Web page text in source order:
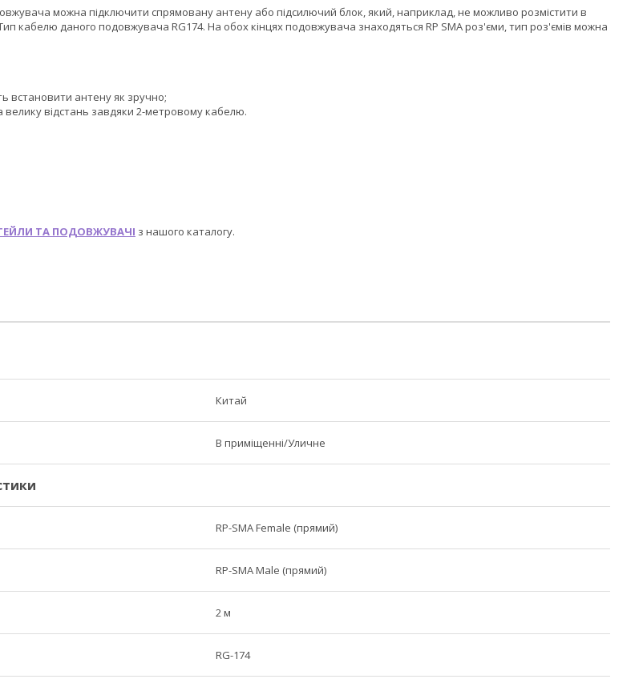
можна підключити спрямовану антену або підсилючий блок, який, наприклад, не можливо розмістити в
кабелю даного подовжувача RG174. На обох кінцях подовжувача знаходяться RP SMA роз'єми, тип роз'ємів можна
встановити антену як зручно;
відстань завдяки 2-метровому кабелю.
ТА ПОДОВЖУВАЧІ з нашого каталогу.
Китай
В приміщенні/Уличне
RP-SMA Female (прямий)
RP-SMA Male (прямий)
2 м
RG-174